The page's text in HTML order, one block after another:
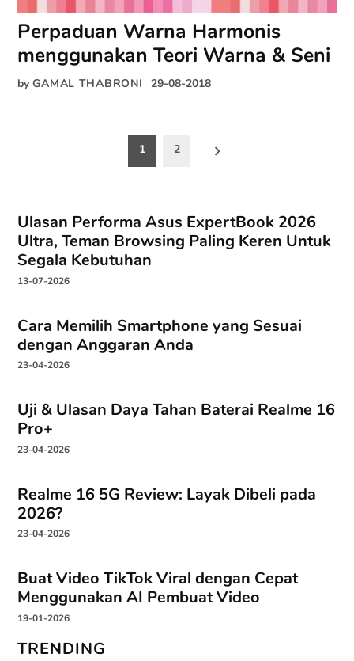
Perpaduan Warna Harmonis
menggunakan Teori Warna & Seni
by GAMAL THABRONI 29-08-2018
1 2
Ulasan Performa Asus ExpertBook 2026
Ultra, Teman Browsing Paling Keren Untuk
Segala Kebutuhan
13-07-2026
Cara Memilih Smartphone yang Sesuai
dengan Anggaran Anda
23-04-2026
Uji & Ulasan Daya Tahan Baterai Realme 16
Pro+
23-04-2026
Realme 16 5G Review: Layak Dibeli pada
2026?
23-04-2026
Buat Video TikTok Viral dengan Cepat
Menggunakan AI Pembuat Video
19-01-2026
TRENDING